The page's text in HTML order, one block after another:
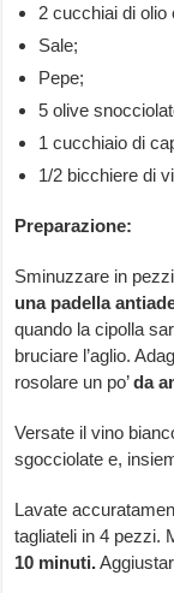
2 cucchiai di olio
Sale;
Pepe;
5 olive
1 cucchiaio di
1/2 bicchiere di
Preparazione:
Sminuzzare in
una padella
quando la cipolla
bruciare l’aglio.
rosolare un po’da
Versate il vino
sgocciolate e,
Lavate
tagliateli in 4 pezzi.
10 minuti.